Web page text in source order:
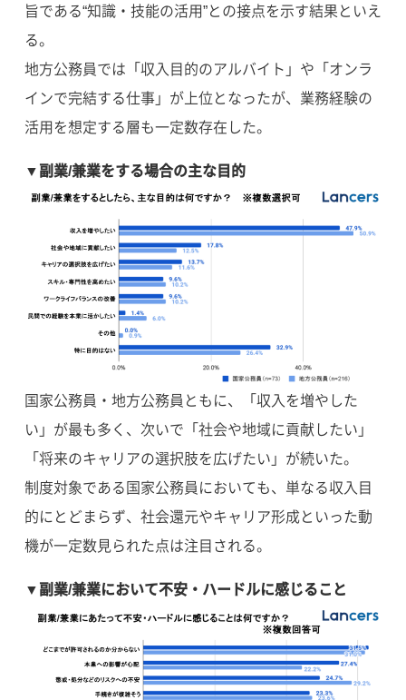
旨である“知識・技能の活用”との接点を示す結果といえ
る。
地方公務員では「収入目的のアルバイト」や「オンラ
インで完結する仕事」が上位となったが、業務経験の
活用を想定する層も一定数存在した。
▼副業/兼業をする場合の主な目的
国家公務員・地方公務員ともに、「収入を増やした
い」が最も多く、次いで「社会や地域に貢献したい」
「将来のキャリアの選択肢を広げたい」が続いた。
制度対象である国家公務員においても、単なる収入目
的にとどまらず、社会還元やキャリア形成といった動
機が一定数見られた点は注目される。
▼副業/兼業において不安・ハードルに感じること